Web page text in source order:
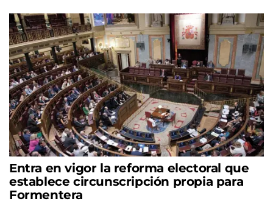
Entra en vigor la reforma electoral que
establece circunscripción propia para
Formentera